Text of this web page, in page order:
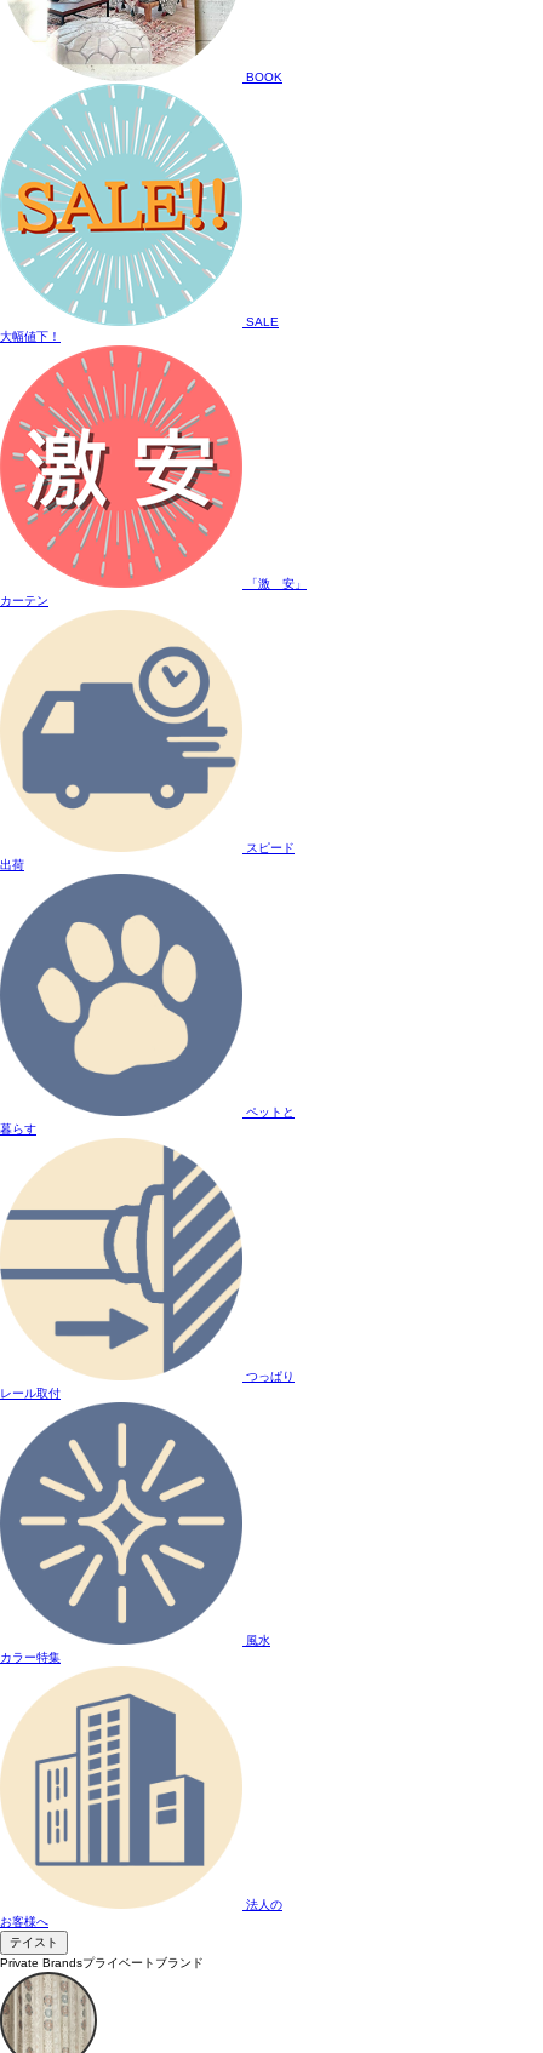
BOOK
SALE
大幅値下！
「激 安」
カーテン
スピード
出荷
ペットと
暮らす
つっぱり
レール取付
風水
カラー特集
法人の
お客様へ
テイスト
Private Brandsプライベートブランド